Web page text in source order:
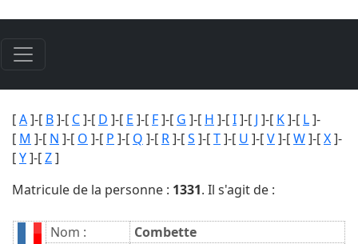
[A]-[ B]-[ C]-[ D ]-[ E ]-[ F]-[ G ]-[ H ]-[I]-[ J ]-[ K]-[ L]-
[ M ]-[ N ]-[ O ]-[ P ]-[ Q ]-[ R]-[S ]-[T]-[ U ]-[V]-[W]-[X]-
[Y]-[Z]
Matricule de la personne : 1331. Il s'agit de :
Nom :
Combette